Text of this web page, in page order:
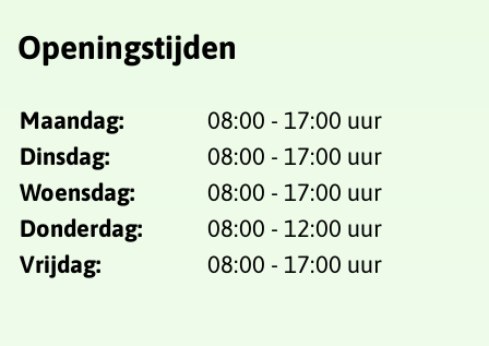
Openingstijden
Maandag:
08:00 - 17:00 uur
Dinsdag:
08:00 - 17:00 uur
Woensdag:
08:00 - 17:00 uur
Donderdag:
08:00 - 12:00 uur
Vrijdag:
08:00 - 17:00 uur